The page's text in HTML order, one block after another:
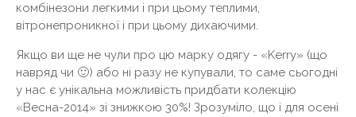
комбінезони легкими і при цьому теплими,
вітронепроникної і при цьому дихаючими.
Якщо ви ще не чули про цю марку одягу - «Kerry» (що
навряд чи 🙂) або ні разу не купували, то саме сьогодні
у нас є унікальна можливість придбати колекцію
«Весна-2014» зі знижкою 30%! Зрозуміло, що і для осені